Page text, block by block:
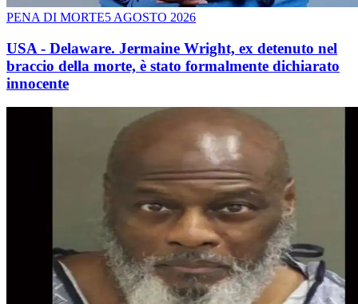
PENA DI MORTE5 AGOSTO 2026
USA - Delaware. Jermaine Wright, ex detenuto nel
braccio della morte, è stato formalmente dichiarato
innocente